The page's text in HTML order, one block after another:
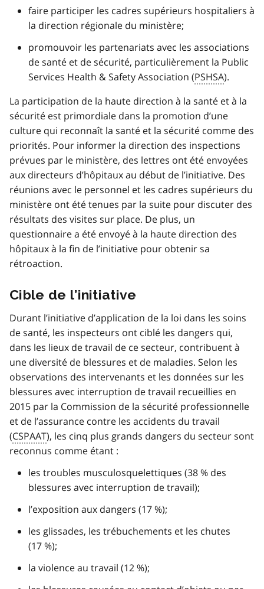
faire participer les cadres supérieurs hospitaliers à
la direction régionale du ministère;
promouvoir les partenariats avec les associations
de santé et de sécurité, particulièrement la Public
Services Health & Safety Association (PSHSA).
La participation de la haute direction à la santé et à la
sécurité est primordiale dans la promotion d’une
culture qui reconnaît la santé et la sécurité comme des
priorités. Pour informer la direction des inspections
prévues par le ministère, des lettres ont été envoyées
aux directeurs d’hôpitaux au début de l’initiative. Des
réunions avec le personnel et les cadres supérieurs du
ministère ont été tenues par la suite pour discuter des
résultats des visites sur place. De plus, un
questionnaire a été envoyé à la haute direction des
hôpitaux à la fin de l’initiative pour obtenir sa
rétroaction.
Cible de l’initiative
Durant l’initiative d’application de la loi dans les soins
de santé, les inspecteurs ont ciblé les dangers qui,
dans les lieux de travail de ce secteur, contribuent à
une diversité de blessures et de maladies. Selon les
observations des intervenants et les données sur les
blessures avec interruption de travail recueillies en
2015 par la Commission de la sécurité professionnelle
et de l’assurance contre les accidents du travail
(CSPAAT), les cinq plus grands dangers du secteur sont
reconnus comme étant :
les troubles musculosquelettiques (38 % des
blessures avec interruption de travail);
l’exposition aux dangers (17 %);
les glissades, les trébuchements et les chutes
(17 %);
la violence au travail (12 %);